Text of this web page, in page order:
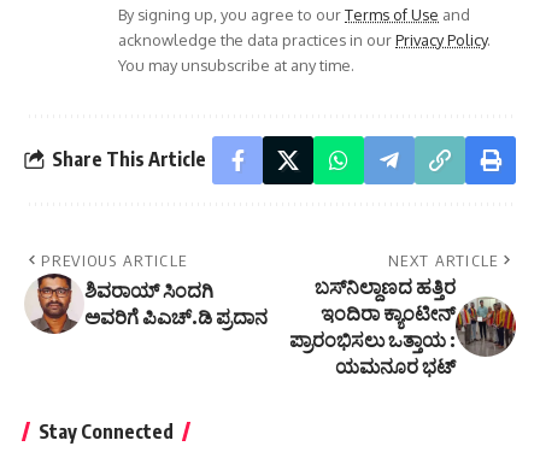
By signing up, you agree to ourTerms of Use and
acknowledge the data practices in ourPrivacy Policy.
You may unsubscribe at any time.
Share This Article
PREVIOUS ARTICLE
ಶಿವರಾಯ್ ಸಿಂದಗಿ
ಅವರಿಗೆ ಪಿಎಚ್.ಡಿ ಪ್ರದಾನ
NEXT ARTICLE
ಬಸ್‌ನಿಲ್ದಾಣದ ಹತ್ತಿರ
ಇಂದಿರಾ ಕ್ಯಾಂಟೀನ್
ಪ್ರಾರಂಭಿಸಲು ಒತ್ತಾಯ :
ಯಮನೂರ ಭಟ್
Stay Connected